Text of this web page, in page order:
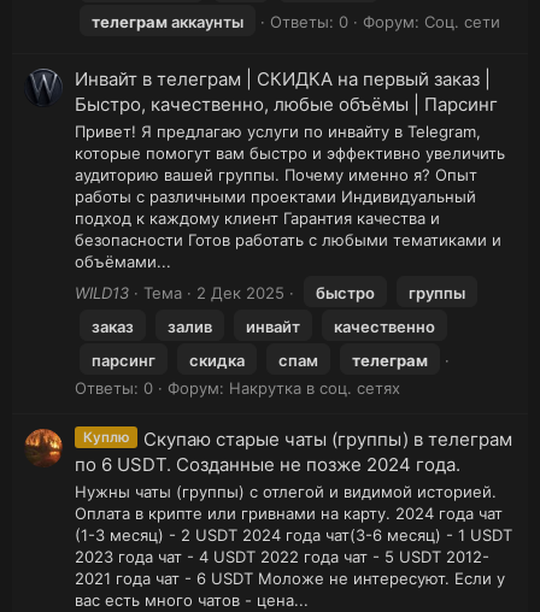
телеграмаккаунты Ответы: 0 Форум: Соц. сети
Инвайт в телеграм | СКИДКА на первый заказ |
Быстро, качественно, любые объёмы | Парсинг
Привет! Я предлагаю услуги по инвайту в Telegram,
которые помогут вам быстро и эффективно увеличить
аудиторию вашей группы. Почему именно я? Опыт
работы с различными проектами Индивидуальный
подход к каждому клиент Гарантия качества и
безопасности Готов работать с любыми тематиками и
объёмами...
WILD13
Тема 2 Дек 2025 быстро
группы
заказ
залив инвайт
качественно
парсинг
скидка спам
телеграм
Ответы: 0
Форум: Накрутка в соц. сетях
Куплю
Скупаю старые чаты (группы) в телеграм
по 6 USDT. Созданные не позже 2024 года.
Нужны чаты (группы) с отлегой и видимой историей.
Оплата в крипте или гривнами на карту. 2024 года чат
(1-3 месяц) - 2 USDT 2024 года чат(3-6 месяц) - 1 USDT
2023 года чат - 4 USDT 2022 года чат - 5 USDT 2012-
2021 года чат - 6 USDT Моложе не интересуют. Если у
вас есть много чатов - цена...